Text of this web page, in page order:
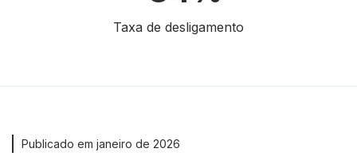
Taxa de desligamento
Publicado em janeiro de 2026